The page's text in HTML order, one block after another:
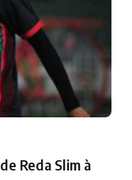
Reda Slim à